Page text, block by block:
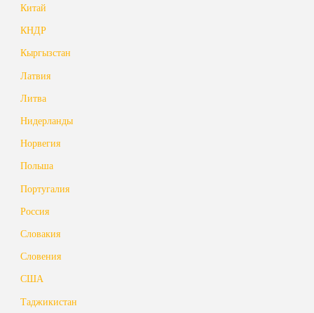
Китай
КНДР
Кыргызстан
Латвия
Литва
Нидерланды
Норвегия
Польша
Португалия
Россия
Словакия
Словения
США
Таджикистан